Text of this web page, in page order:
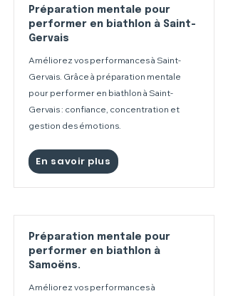
Préparation mentale pour
performer en biathlon à Saint-
Gervais
Améliorez vos performances à Saint-
Gervais. Grâce à préparation mentale
pour performer en biathlon à Saint-
Gervais : confiance, concentration et
gestion des émotions.
En savoir plus
Préparation mentale pour
performer en biathlon à
Samoëns.
Améliorez vos performances à